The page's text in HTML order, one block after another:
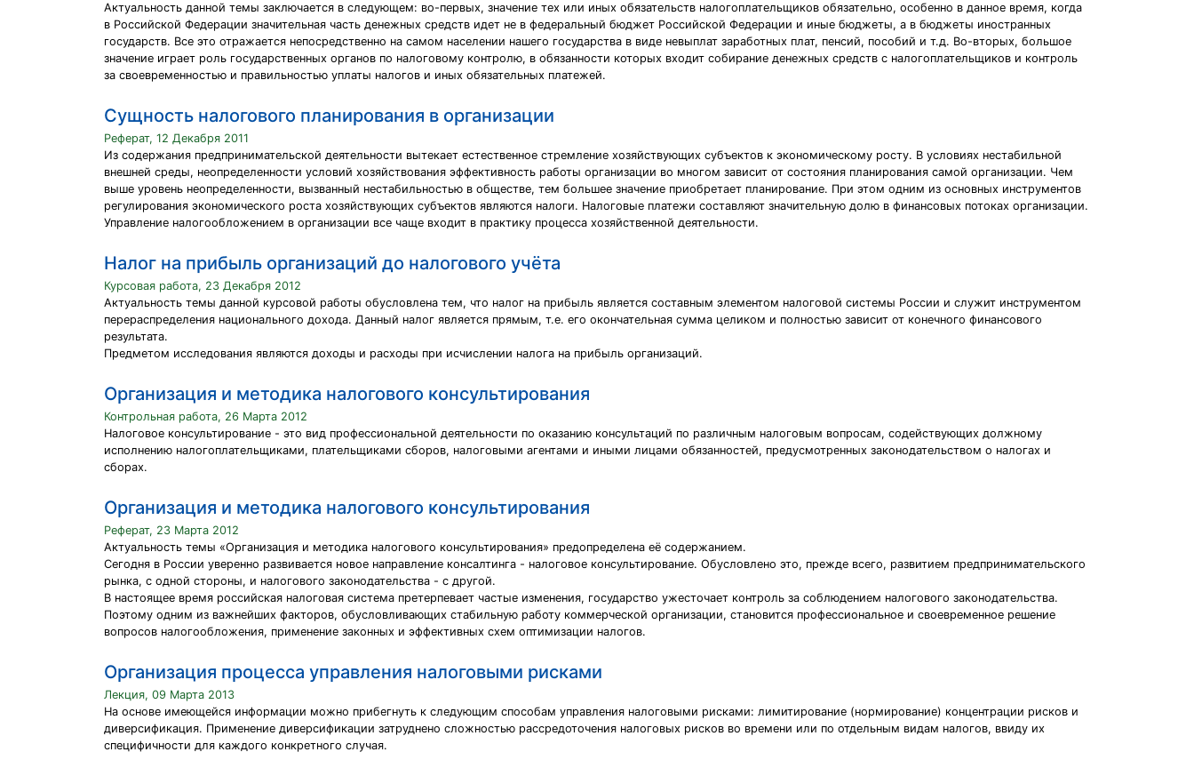
Актуальность данной темы заключается в следующем: во-первых, значение тех или иных обязательств налогоплательщиков обязательно, особенно в данное время, когда
в Российской Федерации значительная часть денежных средств идет не в федеральный бюджет Российской Федерации и иные бюджеты, а в бюджеты иностранных
государств. Все это отражается непосредственно на самом населении нашего государства в виде невыплат заработных плат, пенсий, пособий и т.д. Во-вторых, большое
значение играет роль государственных органов по налоговому контролю, в обязанности которых входит собирание денежных средств с налогоплательщиков и контроль
за своевременностью и правильностью уплаты налогов и иных обязательных платежей.
Сущность налогового планирования в организации
Реферат, 12 Декабря 2011
Из содержания предпринимательской деятельности вытекает естественное стремление хозяйствующих субъектов к экономическому росту. В условиях нестабильной
внешней среды, неопределенности условий хозяйствования эффективность работы организации во многом зависит от состояния планирования самой организации. Чем
выше уровень неопределенности, вызванный нестабильностью в обществе, тем большее значение приобретает планирование. При этом одним из основных инструментов
регулирования экономического роста хозяйствующих субъектов являются налоги. Налоговые платежи составляют значительную долю в финансовых потоках организации.
Управление налогообложением в организации все чаще входит в практику процесса хозяйственной деятельности.
Налог на прибыль организаций до налогового учёта
Курсовая работа, 23 Декабря 2012
Актуальность темы данной курсовой работы обусловлена тем, что налог на прибыль является составным элементом налоговой системы России и служит инструментом
перераспределения национального дохода. Данный налог является прямым, т.е. его окончательная сумма целиком и полностью зависит от конечного финансового
результата.
Предметом исследования являются доходы и расходы при исчислении налога на прибыль организаций.
Организация и методика налогового консультирования
Контрольная работа, 26 Марта 2012
Налоговое консультирование - это вид профессиональной деятельности по оказанию консультаций по различным налоговым вопросам, содействующих должному
исполнению налогоплательщиками, плательщиками сборов, налоговыми агентами и иными лицами обязанностей, предусмотренных законодательством о налогах и
сборах.
Организация и методика налогового консультирования
Реферат, 23 Марта 2012
Актуальность темы «Организация и методика налогового консультирования» предопределена её содержанием.
Сегодня в России уверенно развивается новое направление консалтинга - налоговое консультирование. Обусловлено это, прежде всего, развитием предпринимательского
рынка, с одной стороны, и налогового законодательства - с другой.
В настоящее время российская налоговая система претерпевает частые изменения, государство ужесточает контроль за соблюдением налогового законодательства.
Поэтому одним из важнейших факторов, обусловливающих стабильную работу коммерческой организации, становится профессиональное и своевременное решение
вопросов налогообложения, применение законных и эффективных схем оптимизации налогов.
Организация процесса управления налоговыми рисками
Лекция, 09 Марта 2013
На основе имеющейся информации можно прибегнуть к следующим способам управления налоговыми рисками: лимитирование (нормирование) концентрации рисков и
диверсификация. Применение диверсификации затруднено сложностью рассредоточения налоговых рисков во времени или по отдельным видам налогов, ввиду их
специфичности для каждого конкретного случая.